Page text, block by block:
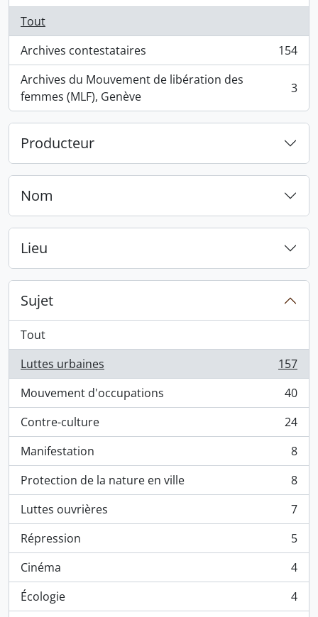
Tout
Archives contestataires
, 154 résultats
154
Archives du Mouvement de libération des
femmes (MLF), Genève
, 3 résultats 3
Producteur
Nom
Lieu
Sujet
Tout
Luttes urbaines
, 157 résultats
157
Mouvement d'occupations
, 40 résultats
40
Contre-culture
, 24 résultats
24
Manifestation
, 8 résultats
8
Protection de la nature en ville
, 8 résultats
8
Luttes ouvrières
, 7 résultats
7
Répression
, 5 résultats
5
Cinéma
, 4 résultats
4
Écologie
, 4 résultats
4